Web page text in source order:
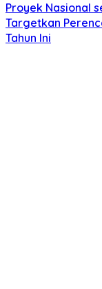
Proyek Nasional
Targetkan
Tahun Ini